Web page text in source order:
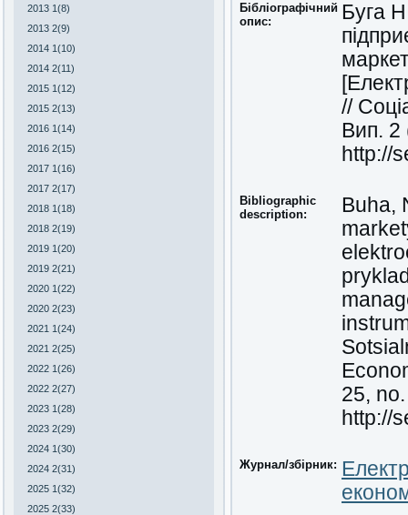
2013 1(8)
2013 2(9)
2014 1(10)
2014 2(11)
2015 1(12)
2015 2(13)
2016 1(14)
2016 2(15)
2017 1(16)
2017 2(17)
2018 1(18)
2018 2(19)
2019 1(20)
2019 2(21)
2020 1(22)
2020 2(23)
2021 1(24)
2021 2(25)
2022 1(26)
2022 2(27)
2023 1(28)
2023 2(29)
2024 1(30)
2024 2(31)
2025 1(32)
2025 2(33)
Бібліографічний
опис:
Буга
//
Вип.
http://
Bibliographic
description:
Buha,
25,
http://
Журнал/збірник: